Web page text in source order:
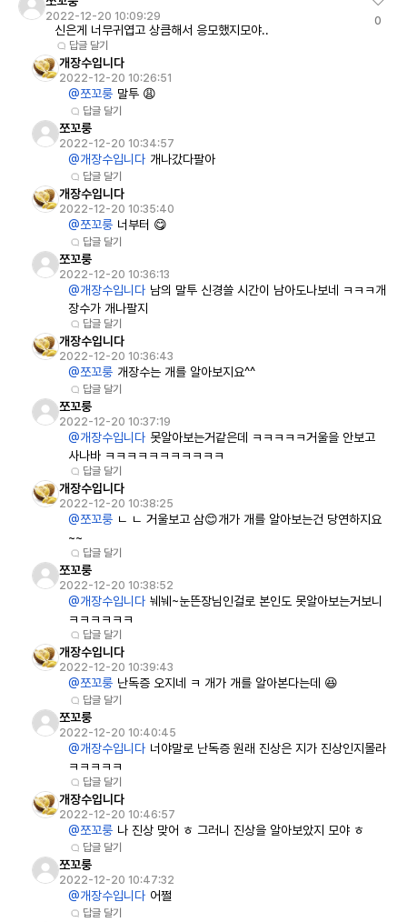
2022-12-20 10:09:29
신은게 너무귀엽고 상큼해서 응모했지모야..
답글 달기
0
개장수입니다
2022-12-20 10:26:51
@쪼꼬룽 말투 😩
답글 달기
쪼꼬룽
2022-12-20 10:34:57
@개장수입니다 개나갔다팔아
답글 달기
개장수입니다
2022-12-20 10:35:40
@쪼꼬룽 너부터 😋
답글 달기
쪼꼬룽
2022-12-20 10:36:13
@개장수입니다 남의 말투 신경쓸 시간이 남아도나보네 ㅋㅋㅋ개
장수가 개나팔지
답글 달기
개장수입니다
2022-12-20 10:36:43
@쪼꼬룽 개장수는 개를 알아보지요^^
답글 달기
쪼꼬룽
2022-12-20 10:37:19
@개장수입니다 못알아보는거같은데 ㅋㅋㅋㅋㅋ거울을 안보고
사나바 ㅋㅋㅋㅋㅋㅋㅋㅋㅋㅋㅋ
답글 달기
개장수입니다
2022-12-20 10:38:25
@쪼꼬룽 ㄴ ㄴ 거울보고 삼😊개가 개를 알아보는건 당연하지요
~~
답글 달기
쪼꼬룽
2022-12-20 10:38:52
@개장수입니다 눼눼~눈뜬장님인걸로 본인도 못알아보는거보니
ㅋㅋㅋㅋㅋㅋ
답글 달기
개장수입니다
2022-12-20 10:39:43
@쪼꼬룽 난독증 오지네 ㅋ 개가 개를 알아본다는데 😆
답글 달기
쪼꼬룽
2022-12-20 10:40:45
@개장수입니다 너야말로 난독증 원래 진상은 지가 진상인지몰라
ㅋㅋㅋㅋㅋ
답글 달기
개장수입니다
2022-12-20 10:46:57
@쪼꼬룽 나 진상 맞어 ㅎ 그러니 진상을 알아보았지 모야 ㅎ
답글 달기
쪼꼬룽
2022-12-20 10:47:32
@개장수입니다 어쩔
답글 달기